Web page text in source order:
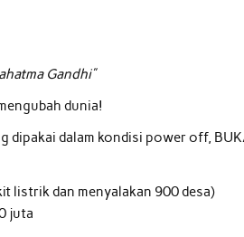
Gandhi”
dunia!
dipakai dalam kondisi power off,
listrik dan menyalakan 900 desa)
juta